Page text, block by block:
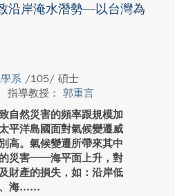
沿岸淹水潛勢—以台灣為
系 /105/ 碩士
指導教授： 郭重言
自然災害的頻率跟規模加
平洋島國面對氣候變遷威
高。氣候變遷所帶來其中
災害──海平面上升，對
財產的損失，如：沿岸低
海...